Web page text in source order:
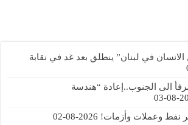
في لبنان” ينطلق بعد غد في نقابة
الى الجنوب..إعادة “هندسة
نفط وعملات وأزمات! 2026-08-02